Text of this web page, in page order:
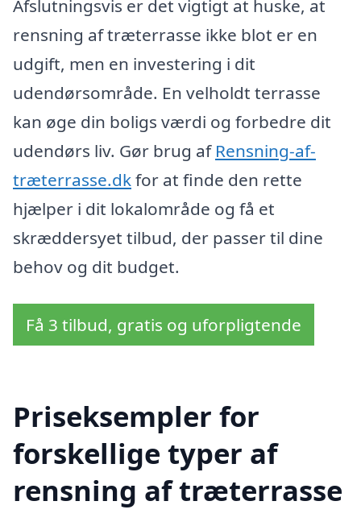
Afslutningsvis er det vigtigt at huske, at
rensning af træterrasse ikke blot er en
udgift, men en investering i dit
udendørsområde. En velholdt terrasse
kan øge din boligs værdi og forbedre dit
udendørs liv. Gør brug af Rensning-af-
træterrasse.dkfor at finde den rette
hjælper i dit lokalområde og få et
skræddersyet tilbud, der passer til dine
behov og dit budget.
Få 3 tilbud, gratis og uforpligtende
Priseksempler for
forskellige typer af
rensning af træterrasse